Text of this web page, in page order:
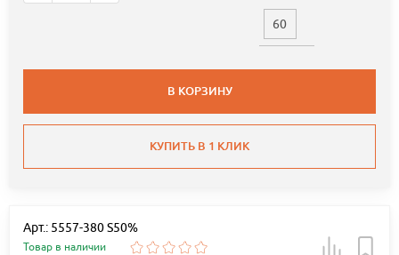
60
В КОРЗИНУ
КУПИТЬ В 1 КЛИК
Арт.: 5557-380 S50%
Товар в наличии